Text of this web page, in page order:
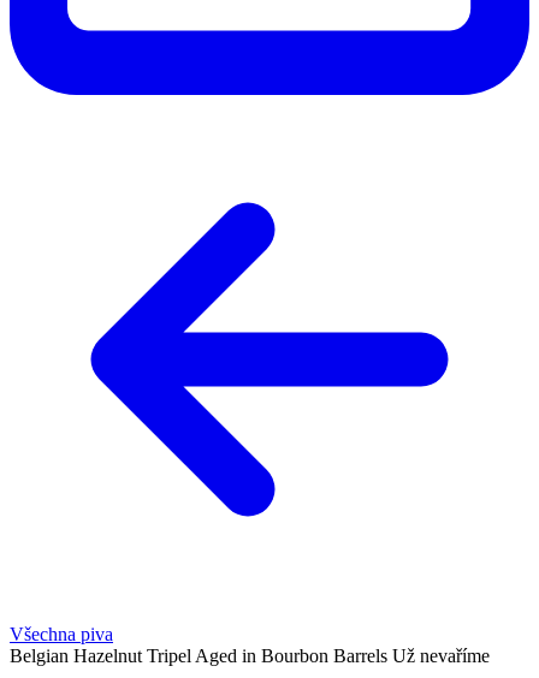
Všechna piva
Belgian Hazelnut Tripel Aged in Bourbon Barrels Už nevaříme